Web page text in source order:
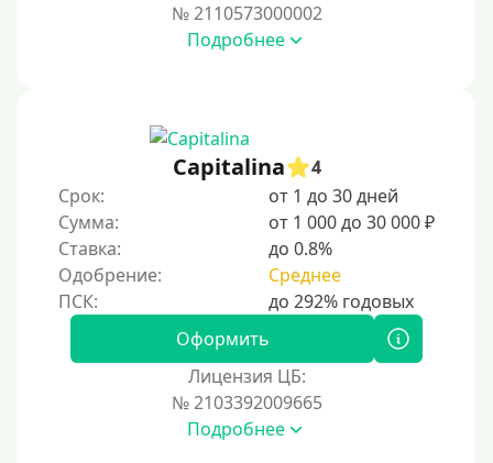
2500 руб
3000 руб
4000 руб
5000 руб
7000 руб
№ 2110573000002
Подробнее
Capitalina
4
Срок:
от 1 до 30 дней
Сумма:
от 1 000 до 30 000 ₽
Ставка:
до 0.8%
Одобрение:
Среднее
Оформить
Лицензия ЦБ:
№ 2103392009665
Подробнее